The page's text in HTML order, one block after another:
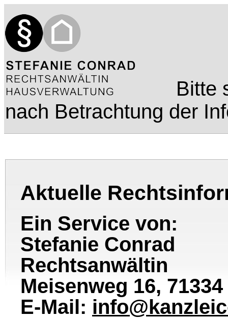
Bitte
nach Betrachtung der
Aktuelle
Ein Service von:
Stefanie Conrad
Rechtsanwältin
Meisenweg 16,
E-Mail: